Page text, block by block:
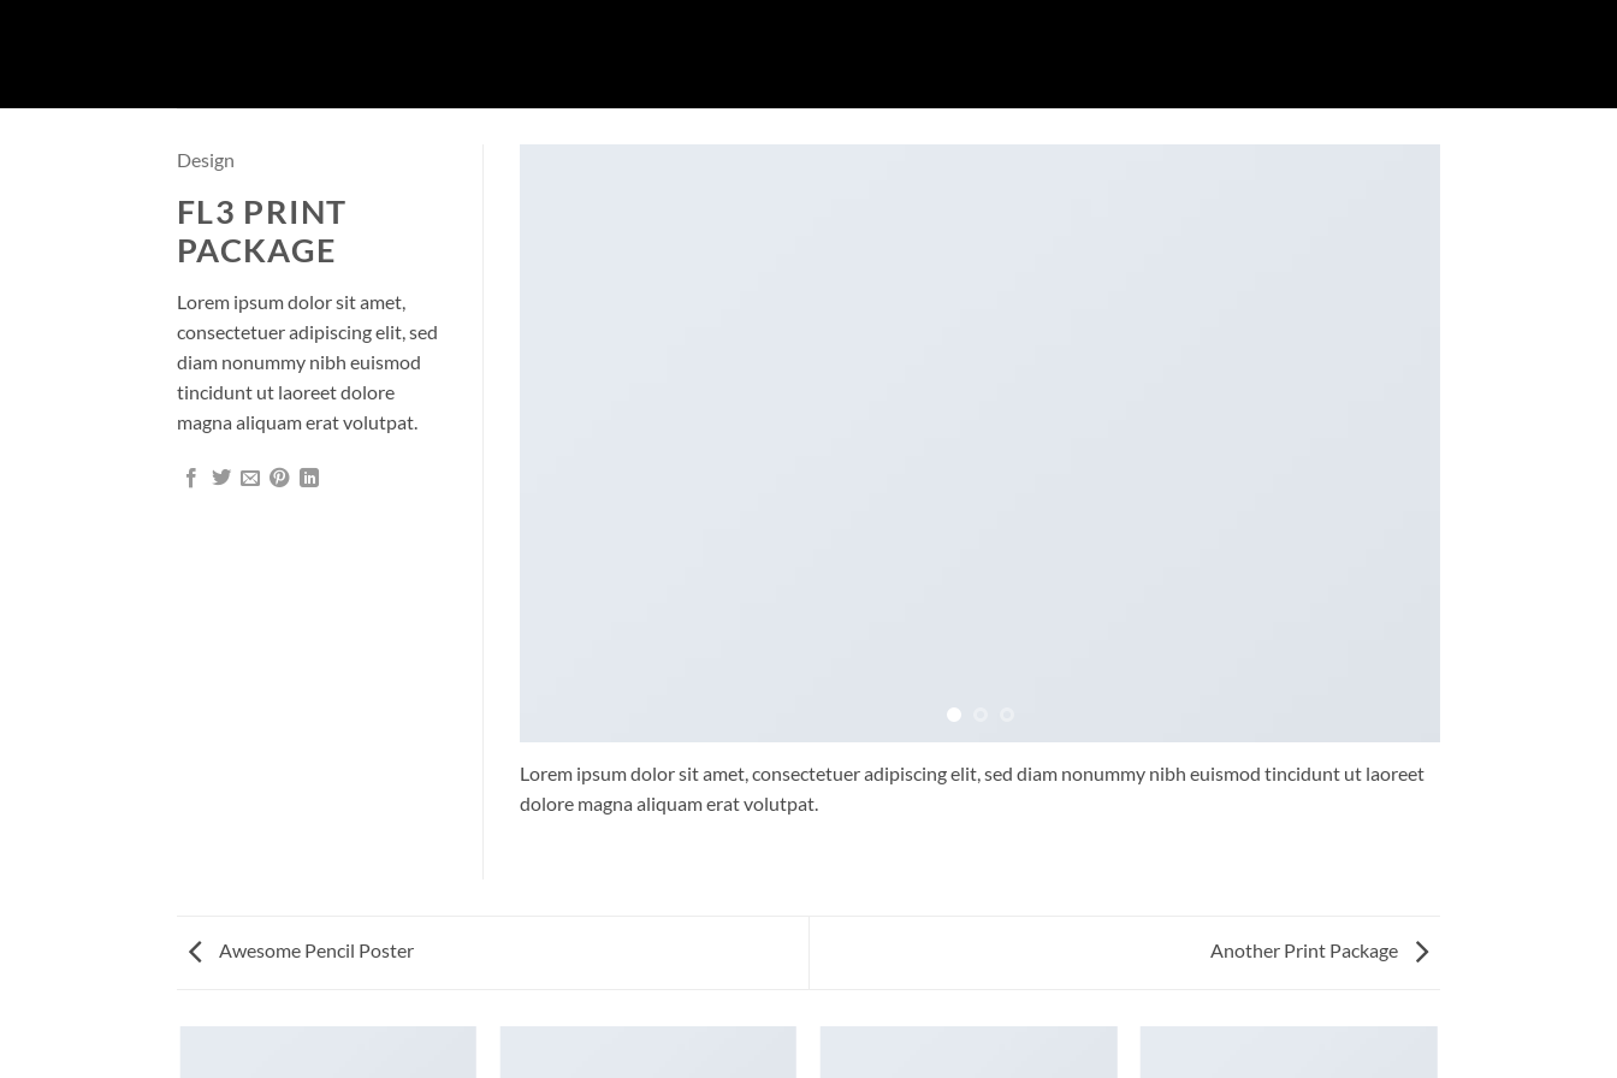
Design
FL3 PRINT
PACKAGE
Lorem ipsum dolor sit amet,
consectetuer adipiscing elit, sed
diam nonummy nibh euismod
tincidunt ut laoreet dolore
magna aliquam erat volutpat.
Lorem ipsum dolor sit amet, consectetuer adipiscing elit, sed diam nonummy nibh euismod tincidunt ut laoreet
dolore magna aliquam erat volutpat.
Awesome Pencil Poster Another Print Package